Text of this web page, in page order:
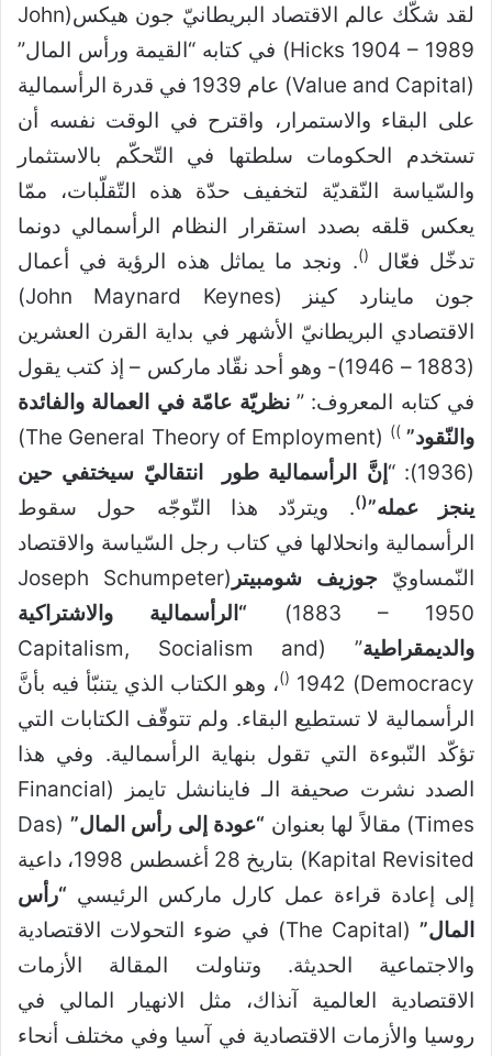
لقد شكّك عالم الاقتصاد البريطانيّ جون هيكس(John
Hicks 1904 – 1989) في كتابه “القيمة ورأس المال”
(Value and Capital) عام 1939 في قدرة الرأسمالية
على البقاء والاستمرار، واقترح في الوقت نفسه أن
تستخدم الحكومات سلطتها في التّحكّم بالاستثمار
والسّياسة النّقديّة لتخفيف حدّة هذه التّقلّبات، ممّا
يعكس قلقه بصدد استقرار النظام الرأسمالي دونما
تدخّل فعّال (
). ونجد ما يماثل هذه الرؤية في أعمال
جون ماينارد كينز (John Maynard Keynes)
الاقتصادي البريطانيّ الأشهر في بداية القرن العشرين
(1883 – 1946)- وهو أحد نقّاد ماركس – إذ ‏كتب يقول
في كتابه المعروف: ”نظريّة عامّة في العمالة والفائدة
والنّقود” )
)
(The General Theory of Employment)
(1936): “
إنَّ الرأسمالية طور ‏ انتقاليّ سيختفي حين
ينجز عمله”(
). ويتردّد هذا التّوجّه حول سقوط
الرأسمالية وانحلالها في كتاب رجل السّياسة والاقتصاد
النّمساويّ جوزيف شومبيتر (Joseph Schumpeter
1883 – 1950)
“الرأسمالية والاشتراكية
‏والديمقراطية
” (Capitalism, Socialism and
Democracy) 1942
(
)، وهو الكتاب الذي يتنبّأ فيه بأنَّ
الرأسمالية لا تستطيع البقاء. ولم تتوقّف الكتابات التي
تؤكّد النّبوءة التي تقول بنهاية الرأسمالية. وفي هذا
الصدد نشرت صحيفة الـ فاينانشل تايمز (Financial
Times) مقالاً لها بعنوان
“عودة إلى ‏رأس المال”
(Das
Kapital Revisited) بتاريخ 28 أغسطس 1998، داعية
إلى إعادة قراءة عمل كارل ماركس الرئيسي “رأس
المال”
(The Capital) في ضوء التحولات الاقتصادية
والاجتماعية الحديثة. وتناولت المقالة الأزمات
الاقتصادية العالمية آنذاك، مثل الانهيار المالي في
روسيا والأزمات الاقتصادية في آسيا وفي مختلف أنحاء